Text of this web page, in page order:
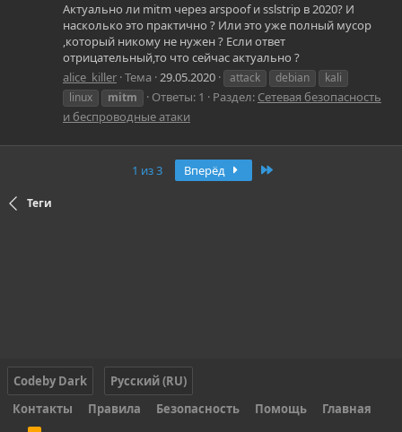
Актуально ли mitm через arspoof и sslstrip в 2020? И
насколько это практично ? Или это уже полный мусор
,который никому не нужен ? Если ответ
отрицательный,то что сейчас актуально ?
alice_killer Тема 29.05.2020 attack debian
kali
linux
mitm Ответы: 1 Раздел: Сетевая безопасность
и беспроводные атаки
1 из 3 Вперёд
Теги
Codeby Dark
Русский (RU)
Контакты
Правила Безопасность Помощь Главная